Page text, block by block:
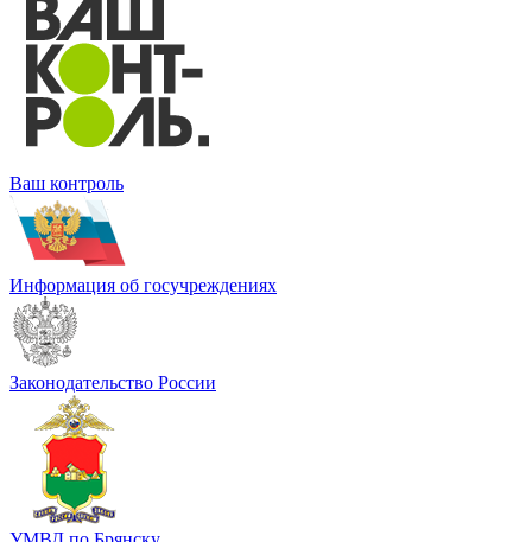
Ваш контроль
Информация об госучреждениях
Законодательство России